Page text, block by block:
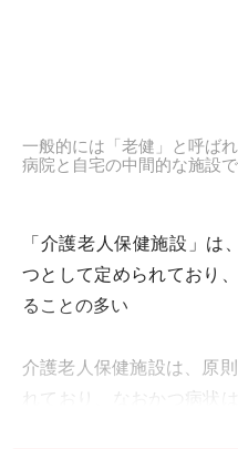
一般的には「老健」と呼ば
病院と自宅の中間的な施設
「介護老人保健施設」は
つとして定められており
ることの多い
介護老人保健施設は、原
れており、なおかつ病状